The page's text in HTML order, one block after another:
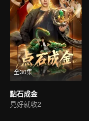
全30集
點石成金
見好就收2